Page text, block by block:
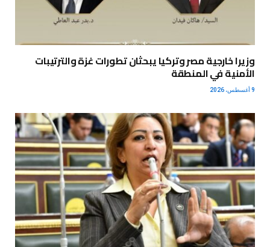
وزيرا خارجية مصر وتركيا يبحثان تطورات غزة والترتيبات
الأمنية في المنطقة
9 أغسطس، 2026